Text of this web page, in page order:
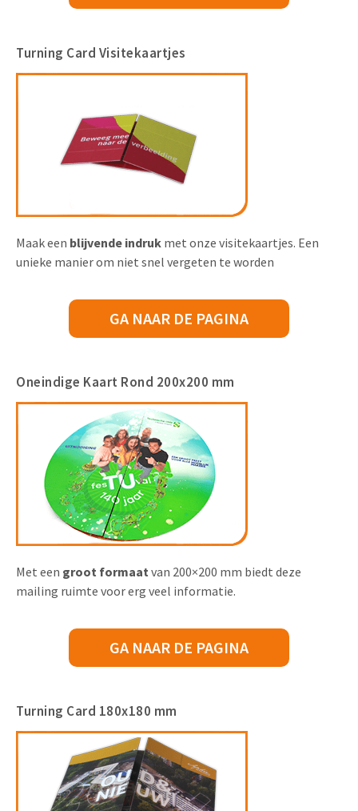
Turning Card Visitekaartjes
Maak een blijvende indruk met onze visitekaartjes. Een
unieke manier om niet snel vergeten te worden
GA NAAR DE PAGINA
Oneindige Kaart Rond 200x200 mm
Met een groot formaat van 200×200 mm biedt deze
mailing ruimte voor erg veel informatie.
GA NAAR DE PAGINA
Turning Card 180x180 mm